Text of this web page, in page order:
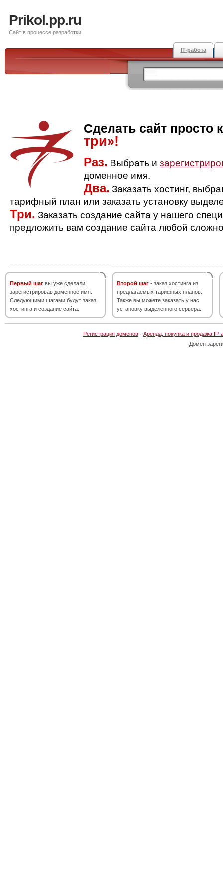
Prikol.pp.ru
Сайт в процессе разработки
IT-работа
Сделать сайт просто
три»!
Раз. Выбрать и
доменное имя.
Два. Заказать хостинг,
тарифный план или заказать установку
Три. Заказать создание сайта у нашего
предложить вам создание сайта любой
Первый шаг вы уже сделали,
зарегистрировав доменное имя.
Следующими шагами будут заказ
хостинга и создание сайта.
Второй шаг - заказ хостинга из
предлагаемых тарифных планов.
Также вы можете заказать у нас
установку выделенного сервера.
Регистрация доменов· Аренда, покупка и продажа IP-
Домен